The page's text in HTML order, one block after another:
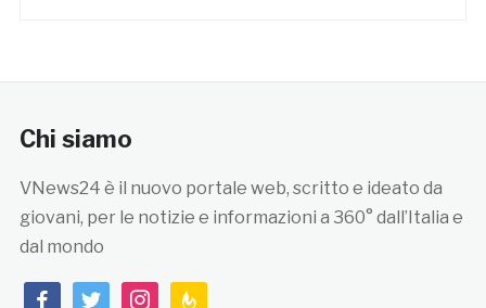
Chi siamo
VNews24 è il nuovo portale web, scritto e ideato da
giovani, per le notizie e informazioni a 360° dall’Italia e
dal mondo
facebooktwitterinstagramfeedburner